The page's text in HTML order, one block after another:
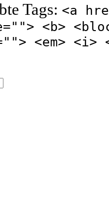
Tags: <a
<b>
<em>